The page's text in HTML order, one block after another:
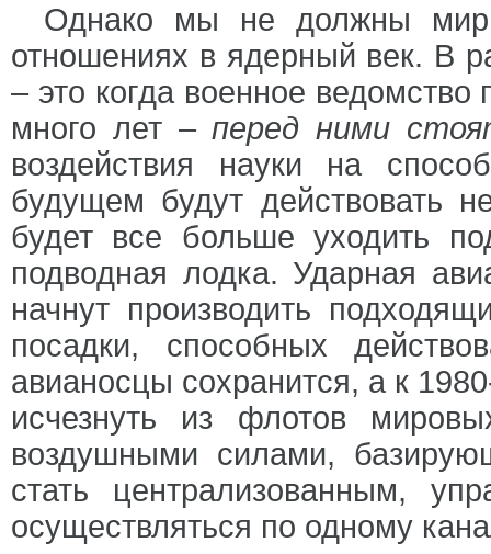
Однако мы не должны
отношениях в ядерный век. В
– это когда военное ведомство
много лет –перед ними
воздействия науки на
будущем будут действовать
будет все больше уходить
подводная лодка. Ударная
начнут производить
посадки, способных
авианосцы сохранится, а к
исчезнуть из флотов
воздушными силами,
стать централизованным,
осуществляться по одному